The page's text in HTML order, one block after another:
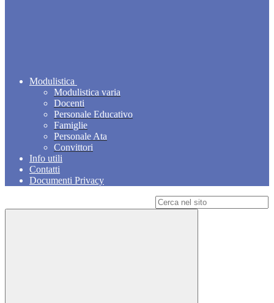
Modulistica
Modulistica varia
Docenti
Personale Educativo
Famiglie
Personale Ata
Convittori
Info utili
Contatti
Documenti Privacy